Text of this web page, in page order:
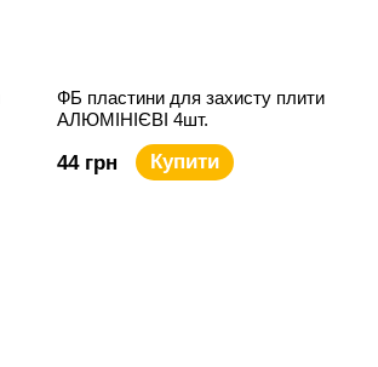
ФБ пластини для захисту плити
АЛЮМІНІЄВІ 4шт.
44 грн Купити